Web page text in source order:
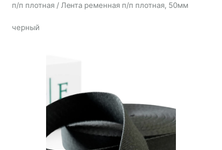
п/п плотная / Лента ременная п/п плотная, 50мм
черный